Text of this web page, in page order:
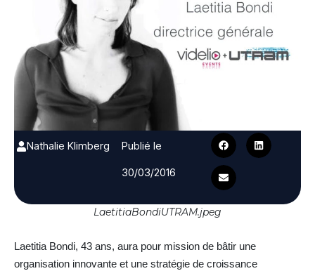
Nathalie Klimberg
Publié le
30/03/2016
LaetitiaBondiUTRAM.jpeg
Laetitia Bondi, 43 ans, aura pour mission de bâtir une
organisation innovante et une stratégie de croissance